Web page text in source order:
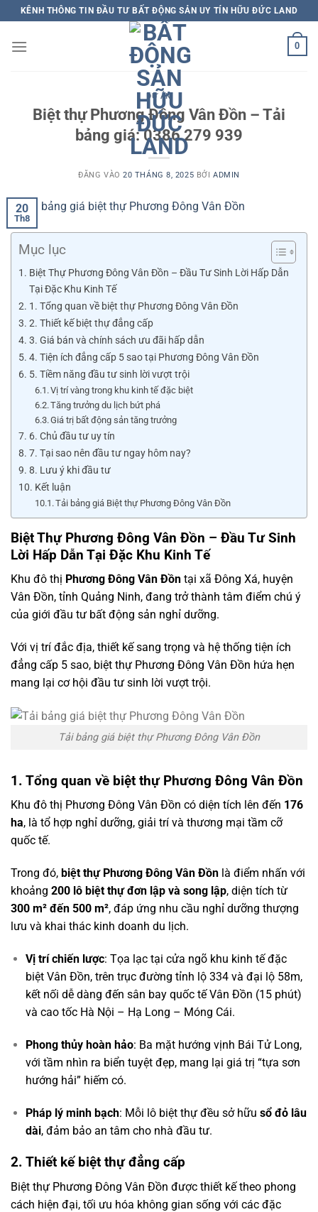
qua
nội
KÊNH THÔNG TIN ĐẦU TƯ BẤT ĐỘNG SẢN UY TÍN HỮU ĐỨC LAND
0
DỰ ÁN
Biệt thự Phương Đông Vân Đồn – Tải
bảng giá: 0386 279 939
ĐĂNG VÀO20 THÁNG 8, 2025 BỞI ADMIN
20
Th8
Mục lục
Biệt Thự Phương Đông Vân Đồn – Đầu Tư Sinh Lời Hấp Dẫn
Tại Đặc Khu Kinh Tế
1. Tổng quan về biệt thự Phương Đông Vân Đồn
2. Thiết kế biệt thự đẳng cấp
3. Giá bán và chính sách ưu đãi hấp dẫn
4. Tiện ích đẳng cấp 5 sao tại Phương Đông Vân Đồn
5. Tiềm năng đầu tư sinh lời vượt trội
Vị trí vàng trong khu kinh tế đặc biệt
Tăng trưởng du lịch bứt phá
Giá trị bất động sản tăng trưởng
6. Chủ đầu tư uy tín
7. Tại sao nên đầu tư ngay hôm nay?
8. Lưu ý khi đầu tư
Kết luận
Tải bảng giá Biệt thự Phương Đông Vân Đồn
Biệt Thự Phương Đông Vân Đồn – Đầu Tư Sinh
Lời Hấp Dẫn Tại Đặc Khu Kinh Tế
Khu đô thị Phương Đông Vân Đồn tại xã Đông Xá, huyện
Vân Đồn, tỉnh Quảng Ninh, đang trở thành tâm điểm chú ý
của giới đầu tư bất động sản nghỉ dưỡng.
Với vị trí đắc địa, thiết kế sang trọng và hệ thống tiện ích
đẳng cấp 5 sao, biệt thự Phương Đông Vân Đồn hứa hẹn
mang lại cơ hội đầu tư sinh lời vượt trội.
Tải bảng giá biệt thự Phương Đông Vân Đồn
1. Tổng quan về biệt thự Phương Đông Vân Đồn
Khu đô thị Phương Đông Vân Đồn có diện tích lên đến 176
ha, là tổ hợp nghỉ dưỡng, giải trí và thương mại tầm cỡ
quốc tế.
Trong đó, biệt thự Phương Đông Vân Đồn là điểm nhấn với
khoảng 200 lô biệt thự đơn lập và song lập, diện tích từ
300 m² đến 500 m², đáp ứng nhu cầu nghỉ dưỡng thượng
lưu và khai thác kinh doanh du lịch.
Vị trí chiến lược: Tọa lạc tại cửa ngõ khu kinh tế đặc
biệt Vân Đồn, trên trục đường tỉnh lộ 334 và đại lộ 58m,
kết nối dễ dàng đến sân bay quốc tế Vân Đồn (15 phút)
và cao tốc Hà Nội – Hạ Long – Móng Cái.
Phong thủy hoàn hảo: Ba mặt hướng vịnh Bái Tử Long,
với tầm nhìn ra biển tuyệt đẹp, mang lại giá trị “tựa sơn
hướng hải” hiếm có.
Pháp lý minh bạch: Mỗi lô biệt thự đều sở hữu sổ đỏ lâu
dài, đảm bảo an tâm cho nhà đầu tư.
2. Thiết kế biệt thự đẳng cấp
Biệt thự Phương Đông Vân Đồn được thiết kế theo phong
cách hiện đại, tối ưu hóa không gian sống với các đặc